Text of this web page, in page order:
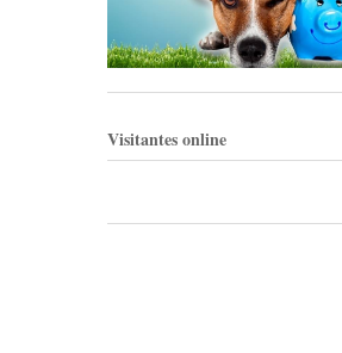
Visitantes online